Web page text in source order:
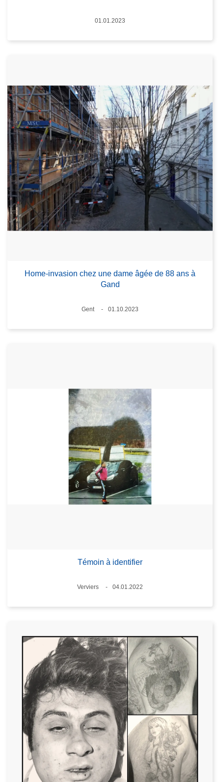
Datum
01.01.2023
Home-invasion chez une dame âgée de 88 ans à
Gand
Standort
Gent
01.10.2023
Témoin à identifier
Standort
Verviers
04.01.2022